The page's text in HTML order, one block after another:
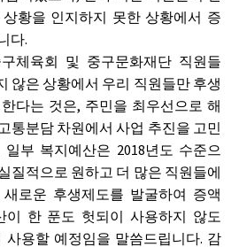
황을 인지하지 못한 상황에서 증
다.
체육회 및 중구문화재단 직원들
않은 상황에서 우리 직원들만 후생
다는 것은, 주민을 최우선으로 해
통분담 차원에서 사업 추진을 고민
부 복지예산은 2018년도 수준으
질적으로 원하고 더 많은 직원들에
로운 후생제도를 발굴하여 증액
이 한 푼도 헛되이 사용하지 않도
용할 예정임을 말씀드립니다. 감